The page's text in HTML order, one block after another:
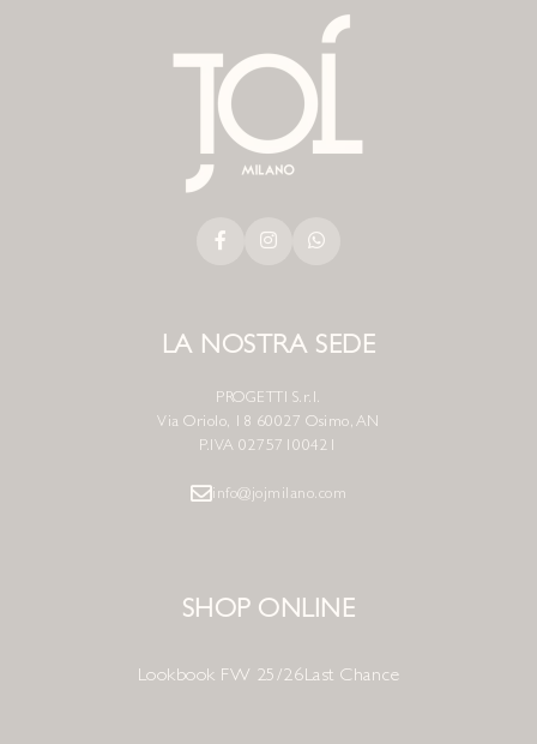
LA NOSTRA SEDE
PROGETTI S.r.l.
Via Oriolo, 18 60027 Osimo, AN
P.IVA 02757100421
info@jojmilano.com
SHOP ONLINE
Lookbook FW 25/26Last Chance